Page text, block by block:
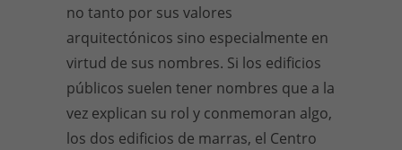
no tanto por sus valores
arquitectónicos sino especialmente en
virtud de sus nombres. Si los edificios
públicos suelen tener nombres que a la
vez explican su rol y conmemoran algo,
los dos edificios de marras, el Centro